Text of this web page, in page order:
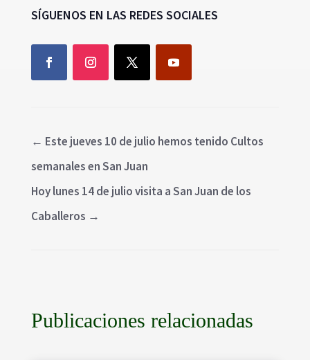
SÍGUENOS EN LAS REDES SOCIALES
← Este jueves 10 de julio hemos tenido Cultos
semanales en San Juan
Hoy lunes 14 de julio visita a San Juan de los
Caballeros →
Publicaciones relacionadas